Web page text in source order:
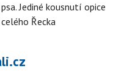
Jediné kousnutí opice
Řecka